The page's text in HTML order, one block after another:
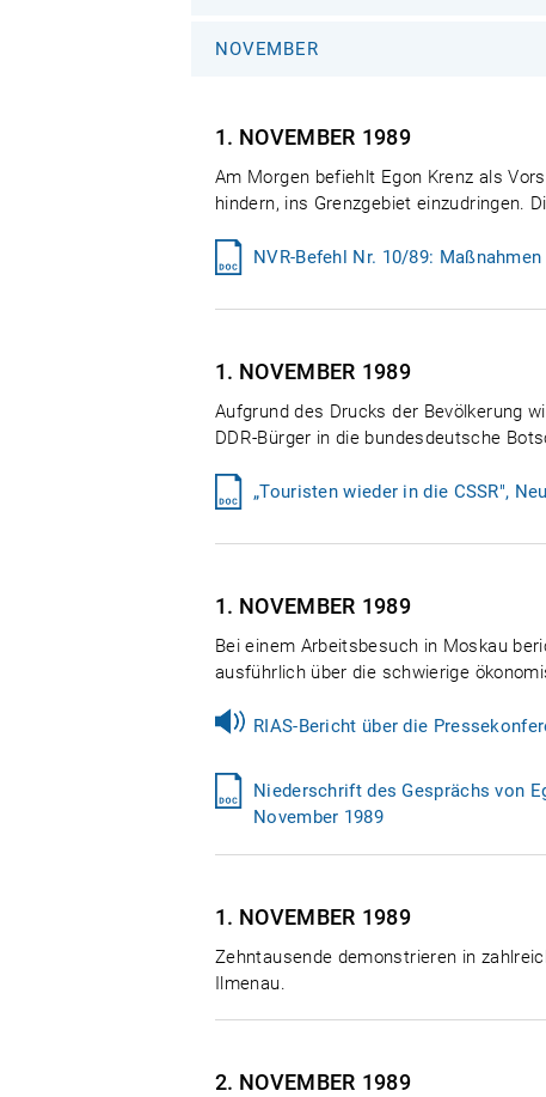
NOVEMBER
1. NOVEMBER 1989
Am Morgen befiehlt Egon Krenz als
hindern, ins Grenzgebiet einzudringen.
NVR-Befehl Nr. 10/89:
1. NOVEMBER 1989
Aufgrund des Drucks der Bevölkerung
DDR-Bürger in die bundesdeutsche
„Touristen wieder in die CSSR",
1. NOVEMBER 1989
Bei einem Arbeitsbesuch in Moskau
ausführlich über die schwierige
RIAS-Bericht über die
Niederschrift des Gesprächs von
November 1989
1. NOVEMBER 1989
Zehntausende demonstrieren in
Ilmenau.
2. NOVEMBER 1989